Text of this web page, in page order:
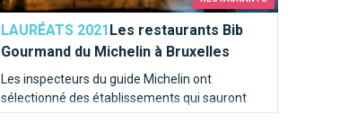
LAURÉATS 2021Les restaurants Bib
Gourmand du Michelin à Bruxelles
Les inspecteurs du guide Michelin ont
sélectionné des établissements qui sauront
satisfaire toutes les papilles.